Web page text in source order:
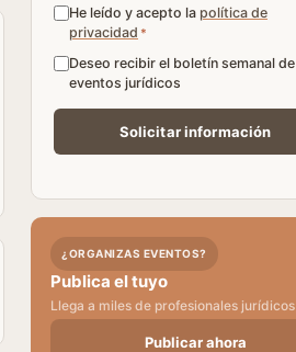
He leído y acepto la política de
privacidad *
Deseo recibir el boletín semanal de
eventos jurídicos
¿ORGANIZAS EVENTOS?
Publica el tuyo
Llega a miles de profesionales jurídicos
Publicar ahora